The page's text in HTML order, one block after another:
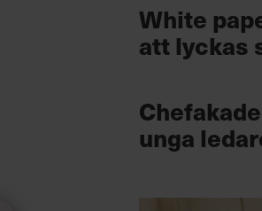
White
att lyckas
unga